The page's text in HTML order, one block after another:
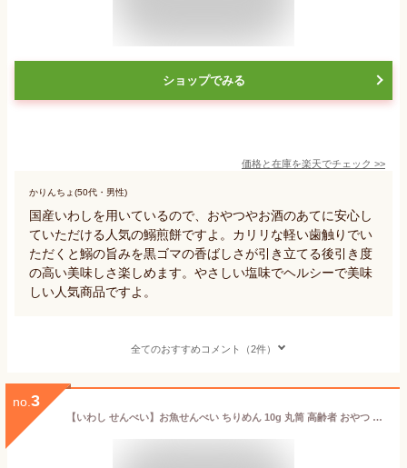
ショップでみる
価格と在庫を楽天でチェック >>
かりんちょ(50代・男性)
国産いわしを用いているので、おやつやお酒のあてに安心し
ていただける人気の鰯煎餅ですよ。カリリな軽い歯触りでい
ただくと鰯の旨みを黒ゴマの香ばしさが引き立てる後引き度
の高い美味しさ楽しめます。やさしい塩味でヘルシーで美味
しい人気商品ですよ。
全てのおすすめコメント（2件）
no. 3
【いわし せんべい】お魚せんべい ちりめん 10g 丸筒 高齢者 おやつ いわし 魚 せんべい おさかなせんべい せんべい 煎餅 瀬戸内 瀬戸内海 お菓子 おかし こども 園 おいしい シニア 無添加 カルシウム 健康 グルテンフリー 国産 小豆島【一ノ蔵】